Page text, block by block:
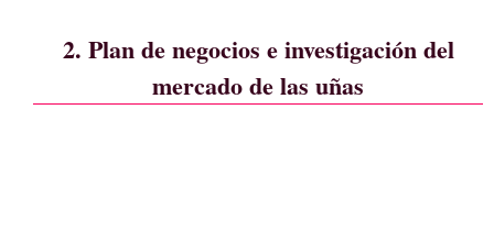
2. Plan de negocios e investigación del
mercado de las uñas